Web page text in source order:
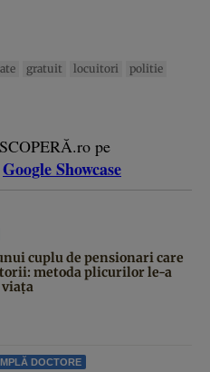
gratuit locuitori
politie
pe
Google Showcase
cuplu de pensionari care
metoda plicurilor le-a
DOCTORE